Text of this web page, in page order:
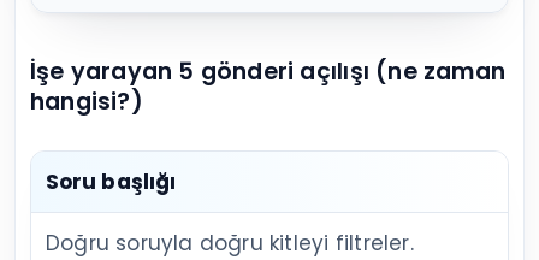
İşe yarayan 5 gönderi açılışı (ne zaman
hangisi?)
Soru başlığı
Doğru soruyla doğru kitleyi filtreler.